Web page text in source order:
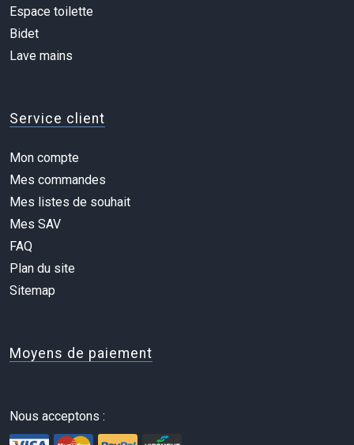
Espace toilette
Bidet
Lave mains
Service client
Mon compte
Mes commandes
Mes listes de souhait
Mes SAV
FAQ
Plan du site
Sitemap
Moyens de paiement
Nous acceptons :